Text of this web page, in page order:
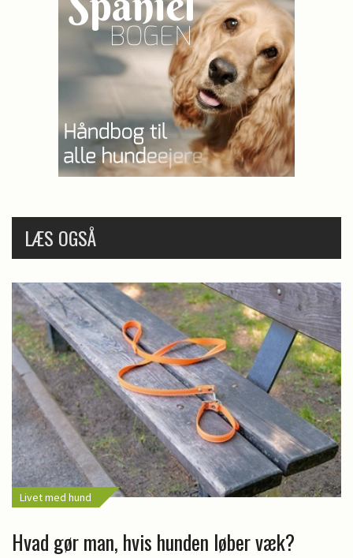
LÆS OGSÅ
Livet med hund
Hvad gør man, hvis hunden løber væk?